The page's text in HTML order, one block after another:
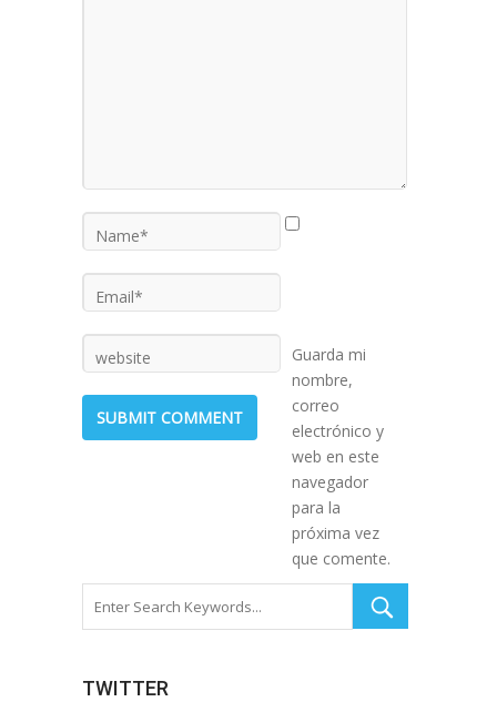
Guarda mi
nombre,
correo
electrónico y
web en este
navegador
para la
próxima vez
que comente.
TWITTER